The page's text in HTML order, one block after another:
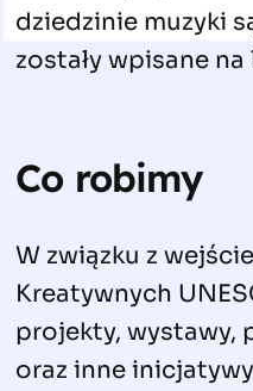
dziedzinie muzyki
zostały wpisane na
Co robimy
W związku z
Kreatywnych
projekty, wystawy,
oraz inne